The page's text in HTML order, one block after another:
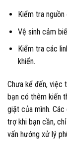
Kiểm tra
Vệ sinh cảm
Kiểm tra các
khiển.
Chưa kể đến, việc
bạn có thêm kiến
giặt của mình.
trợ khi bạn cần,
vấn hướng xử lý